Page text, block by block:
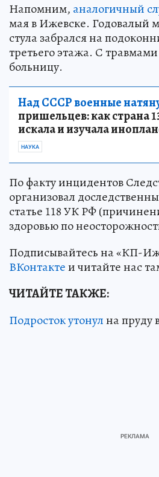
Напомним, аналогичный
мая в Ижевске.
стула забрался на
третьего этажа. С
больницу.
Над СССР военные
пришельцев: как страна
искала и изучала
НАУКА
По факту инцидентов
организовал
статье 118 УК РФ
здоровью по
Подписывайтесь на «КП-
ВКонтактеи читайте нас
ЧИТАЙТЕ ТАКЖЕ:
Подросток утонулна пруду